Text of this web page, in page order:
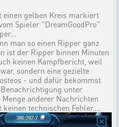
einen gelben Kreis markiert
Spieler "DreamGoodPro"
man so einen Ripper ganz
ist der Ripper binnen Minuten
keinen Kampfbericht, weil
sondern eine gezielte
- und dafür bekommst
unter
Menge anderer Nachrichten
technischen Fehler....